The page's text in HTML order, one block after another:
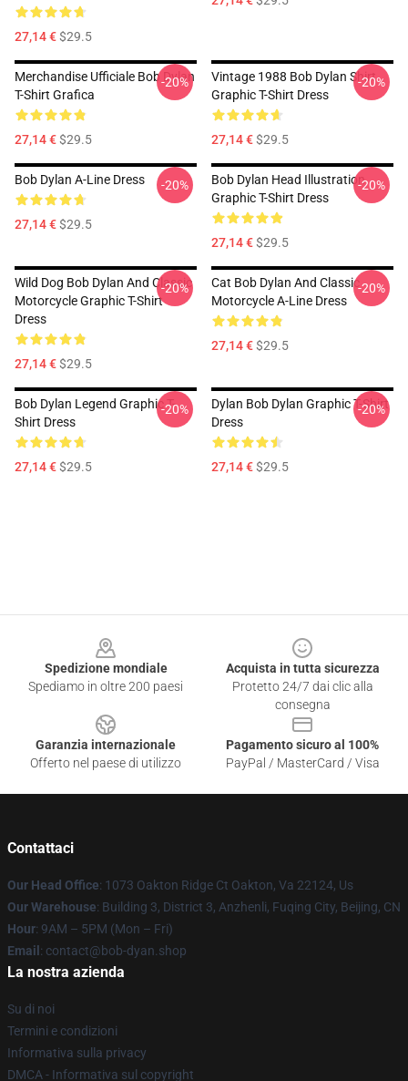
27,14 €$29.5
Merchandise Ufficiale Bob Dylan
T-Shirt Grafica
27,14 €$29.5
-20%
Vintage 1988 Bob Dylan Shirt
Graphic T-Shirt Dress
27,14 €$29.5
-20%
Bob Dylan A-Line Dress
27,14 €$29.5
-20%
Bob Dylan Head Illustration
Graphic T-Shirt Dress
27,14 €$29.5
-20%
Wild Dog Bob Dylan And Classic
Motorcycle Graphic T-Shirt
Dress
27,14 €$29.5
-20%
Cat Bob Dylan And Classic
Motorcycle A-Line Dress
27,14 €$29.5
-20%
Bob Dylan Legend Graphic T-
Shirt Dress
27,14 €$29.5
-20%
Dylan Bob Dylan Graphic T-Shirt
Dress
27,14 €$29.5
-20%
Spedizione mondiale
Spediamo in oltre 200 paesi
Acquista in tutta sicurezza
Protetto 24/7 dai clic alla
consegna
Garanzia internazionale
Offerto nel paese di utilizzo
Pagamento sicuro al 100%
PayPal / MasterCard / Visa
Contattaci
Our Head Office: 1073 Oakton Ridge Ct Oakton, Va 22124, Us
Our Warehouse: Building 3, District 3, Anzhenli, Fuqing City, Beijing, CN
Hour: 9AM – 5PM (Mon – Fri)
Email : contact@bob-dyan.shop
La nostra azienda
Su di noi
Termini e condizioni
Informativa sulla privacy
DMCA - Informativa sul copyright